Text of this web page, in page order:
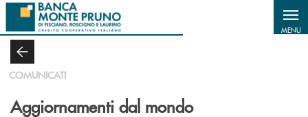
Salta al contenuto principale
MENU
COMUNICATI
Aggiornamenti dal mondo